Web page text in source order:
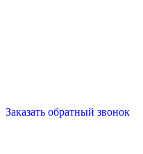
Заказать обратный звонок